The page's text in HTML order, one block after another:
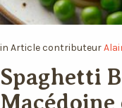
in Articlecontributeur
Spaghetti
Temps de préparation 30